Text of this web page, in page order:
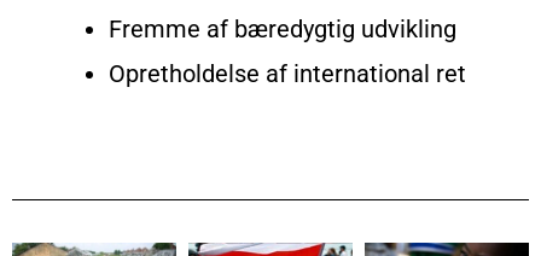
Fremme af bæredygtig udvikling
Opretholdelse af international ret